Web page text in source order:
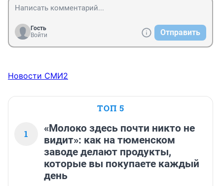
Гость
Войти
Отправить
Новости СМИ2
ТОП 5
1
«Молоко здесь почти никто не
видит»: как на тюменском
заводе делают продукты,
которые вы покупаете каждый
день